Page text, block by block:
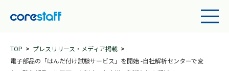
TOP
プレスリリース・メディア掲載
電子部品の「はんだ付け試験サービス」を開始 -自社解析センターで変